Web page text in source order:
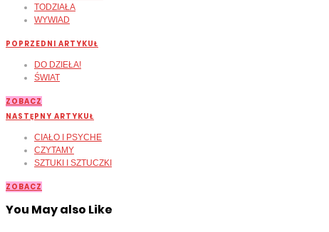
TODZIAŁA
WYWIAD
POPRZEDNI ARTYKUŁ
DO DZIEŁA!
ŚWIAT
ZOBACZ
NASTĘPNY ARTYKUŁ
CIAŁO I PSYCHE
CZYTAMY
SZTUKI I SZTUCZKI
ZOBACZ
You May also Like